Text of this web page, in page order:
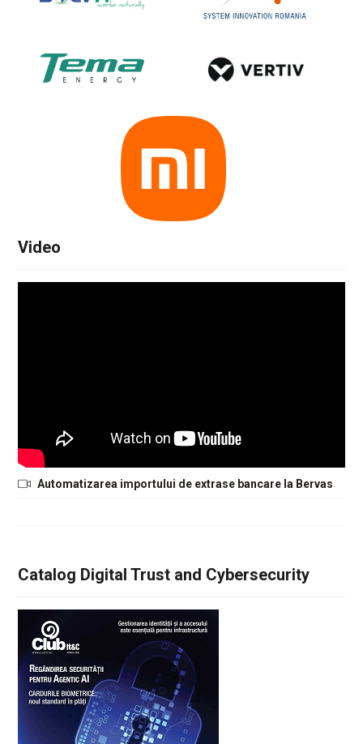
Video
Automatizarea importului de extrase bancare la Bervas
Catalog Digital Trust and Cybersecurity